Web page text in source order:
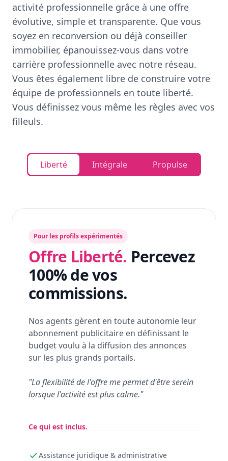
activité professionnelle grâce à une offre
évolutive, simple et transparente. Que vous
soyez en reconversion ou déjà conseiller
immobilier, épanouissez-vous dans votre
carrière professionnelle avec notre réseau.
Vous êtes également libre de construire votre
équipe de professionnels en toute liberté.
Vous définissez vous même les règles avec vos
filleuls.
Liberté Intégrale Propulse
Pour les profils expérimentés
Offre Liberté. Percevez
100% de vos
commissions.
Nos agents gèrent en toute autonomie leur
abonnement publicitaire en définissant le
budget voulu à la diffusion des annonces
sur les plus grands portails.
"La flexibilité de l'offre me permet d'être serein
lorsque l'activité est plus calme."
Ce qui est inclus.
Assistance juridique & administrative